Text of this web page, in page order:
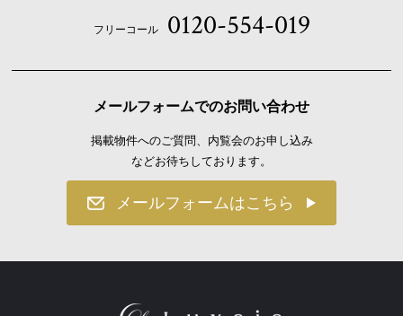
フリーコール 0120-554-019
メールフォームでのお問い合わせ
掲載物件へのご質問、内覧会のお申し込み
などお待ちしております。
メールフォームはこちら